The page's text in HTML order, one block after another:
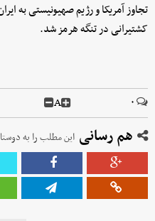
کشتیرانی در تنگه هرمز شد.
۰ A
هم رسانی این مطلب را به